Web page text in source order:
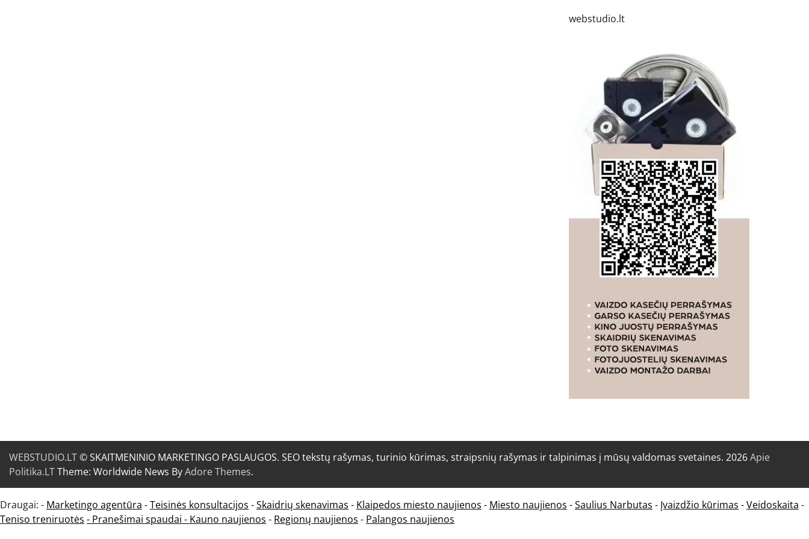
webstudio.lt
WEBSTUDIO.LT© SKAITMENINIO MARKETINGO PASLAUGOS. SEO tekstų rašymas, turinio kūrimas, straipsnių rašymas ir talpinimas į mūsų valdomas svetaines. 2026Apie
Politika.LTTheme: Worldwide News ByAdore Themes.
Draugai: - Marketingo agentūra -Teisinės konsultacijos -Skaidrių skenavimas - Klaipedos miesto naujienos - Miesto naujienos -Saulius Narbutas - Įvaizdžio kūrimas -Veidoskaita -
Teniso treniruotės - Pranešimai spaudai - Kauno naujienos - Regionų naujienos - Palangos naujienos